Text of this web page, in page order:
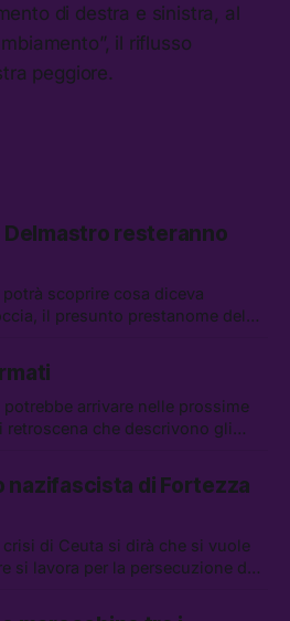
di destra e sinistra, al
il riflusso
peggiore.
resteranno
scoprire cosa diceva
il presunto prestanome del
chiederà 36 miliardi di
e Grokipedia è già stata
arrivare nelle prossime
retroscena che descrivono gli
il boom dei carburanti
data center sono stati arrestati
nazifascista di Fortezza
di Ceuta si dirà che si vuole
si lavora per la persecuzione dei
di 19 anni è morto sotto il